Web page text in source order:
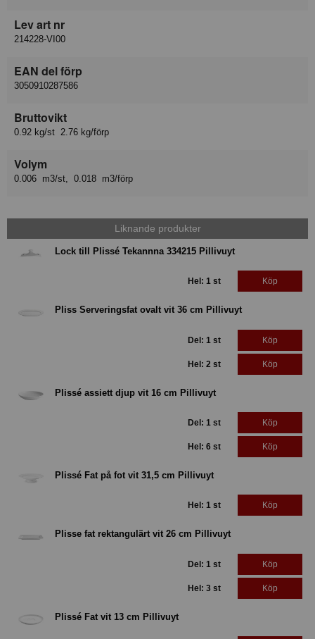
Lev art nr
214228-VI00
EAN del förp
3050910287586
Bruttovikt
0.92 kg/st 2.76 kg/förp
Volym
0.006 m3/st, 0.018 m3/förp
Liknande produkter
Lock till Plissé Tekannna 334215 Pillivuyt
Hel: 1 st Köp
Pliss Serveringsfat ovalt vit 36 cm Pillivuyt
Del: 1 st Köp
Hel: 2 st Köp
Plissé assiett djup vit 16 cm Pillivuyt
Del: 1 st Köp
Hel: 6 st Köp
Plissé Fat på fot vit 31,5 cm Pillivuyt
Hel: 1 st Köp
Plisse fat rektangulärt vit 26 cm Pillivuyt
Del: 1 st Köp
Hel: 3 st Köp
Plissé Fat vit 13 cm Pillivuyt